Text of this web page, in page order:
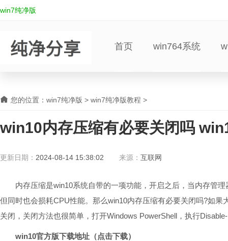
win7纯净版
首页 win764系统
您的位置： win7纯净版 > win7纯净版教程 >
win10内存压缩有必要关闭吗
更新日期： 2024-08-14 15:38:02 来源： 互联网
内存压缩是win10系统自带的一项功能，开启之后，当内存管理
但同时也会损耗CPU性能。那么win10内存压缩有必要关闭吗?如
关闭，关闭方法也很简单，打开Windows PowerShell，执行
win10官方版下载地址（点击下载）